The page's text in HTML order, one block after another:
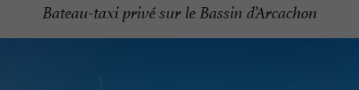
Bateau-taxi privé sur le Bassin d’Arcachon